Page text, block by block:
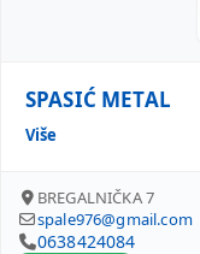
SPASIĆ METAL
Više
BREGALNIČKA 7
spale976@gmail.com
0638424084